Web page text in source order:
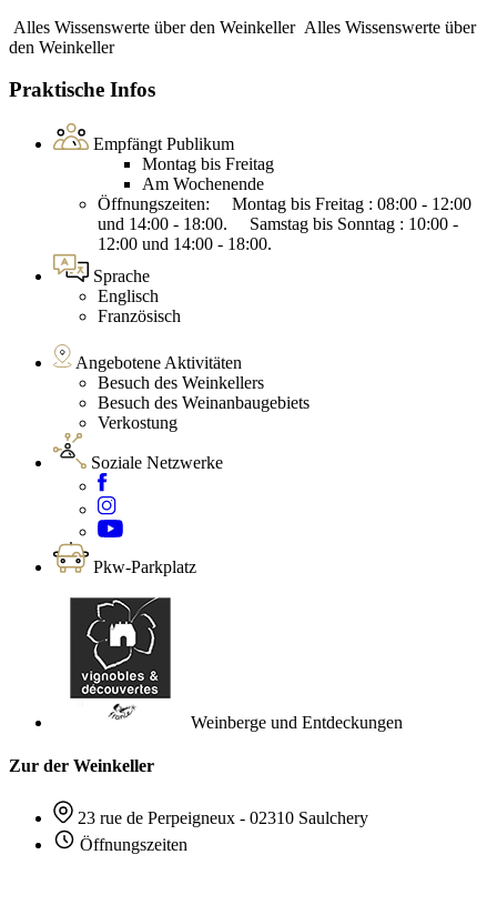
Alles Wissenswerte über den Weinkeller Alles Wissenswerte über
den Weinkeller
Praktische Infos
Empfängt Publikum
Montag bis Freitag
Am Wochenende
Öffnungszeiten: Montag bis Freitag : 08:00 - 12:00
und 14:00 - 18:00. Samstag bis Sonntag : 10:00 -
12:00 und 14:00 - 18:00.
Sprache
Englisch
Französisch
Angebotene Aktivitäten
Besuch des Weinkellers
Besuch des Weinanbaugebiets
Verkostung
Soziale Netzwerke
Pkw-Parkplatz
Weinberge und Entdeckungen
Zur der Weinkeller
23 rue de Perpeigneux - 02310 Saulchery
Öffnungszeiten